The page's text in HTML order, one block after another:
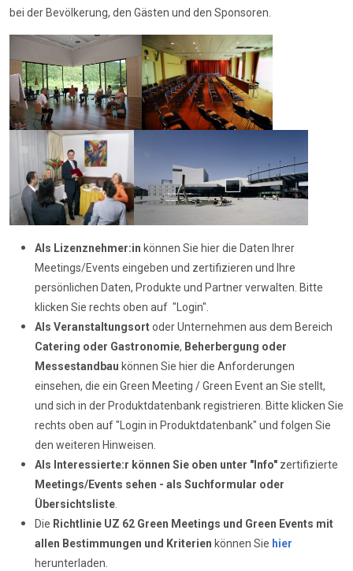
bei der Bevölkerung, den Gästen und den Sponsoren.
Als Lizenznehmer:in können Sie hier die Daten Ihrer
Meetings/Events eingeben und zertifizieren und Ihre
persönlichen Daten, Produkte und Partner verwalten. Bitte
klicken Sie rechts oben auf "Login".
Als Veranstaltungsortoder Unternehmen aus dem Bereich
Catering oder Gastronomie, Beherbergung oder
Messestandbau können Sie hier die Anforderungen
einsehen, die ein Green Meeting / Green Event an Sie stellt,
und sich in der Produktdatenbank registrieren. Bitte klicken Sie
rechts oben auf "Login in Produktdatenbank" und folgen Sie
den weiteren Hinweisen.
Als Interessierte:r können Sie oben unter "Info" zertifizierte
Meetings/Events sehen - als Suchformular oder
Übersichtsliste
Die Richtlinie UZ 62 Green Meetings und Green Events mit
allen Bestimmungen und Kriterien können Sie hier
herunterladen.